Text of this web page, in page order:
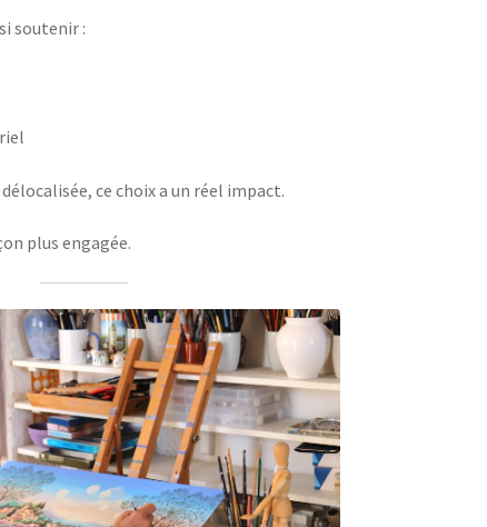
soutenir :
ce choix a un réel impact.
plus engagée.